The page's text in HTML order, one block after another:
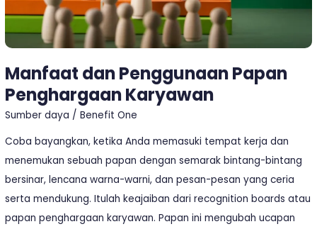
Manfaat dan Penggunaan Papan
Penghargaan Karyawan
Sumber daya /Benefit One
Coba bayangkan, ketika Anda memasuki tempat kerja dan
menemukan sebuah papan dengan semarak bintang-bintang
bersinar, lencana warna-warni, dan pesan-pesan yang ceria
serta mendukung. Itulah keajaiban dari recognition boards atau
papan penghargaan karyawan. Papan ini mengubah ucapan